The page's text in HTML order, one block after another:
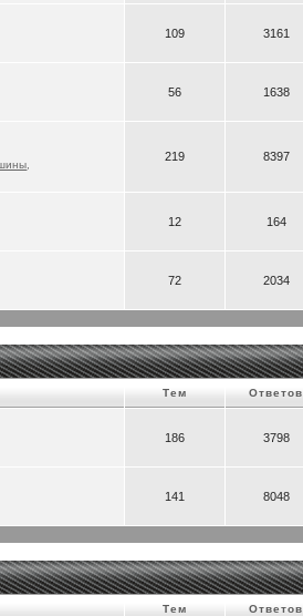
109 3161
56 1638
219 8397
12 164
72 2034
Тем Ответов
186 3798
141 8048
Тем Ответов